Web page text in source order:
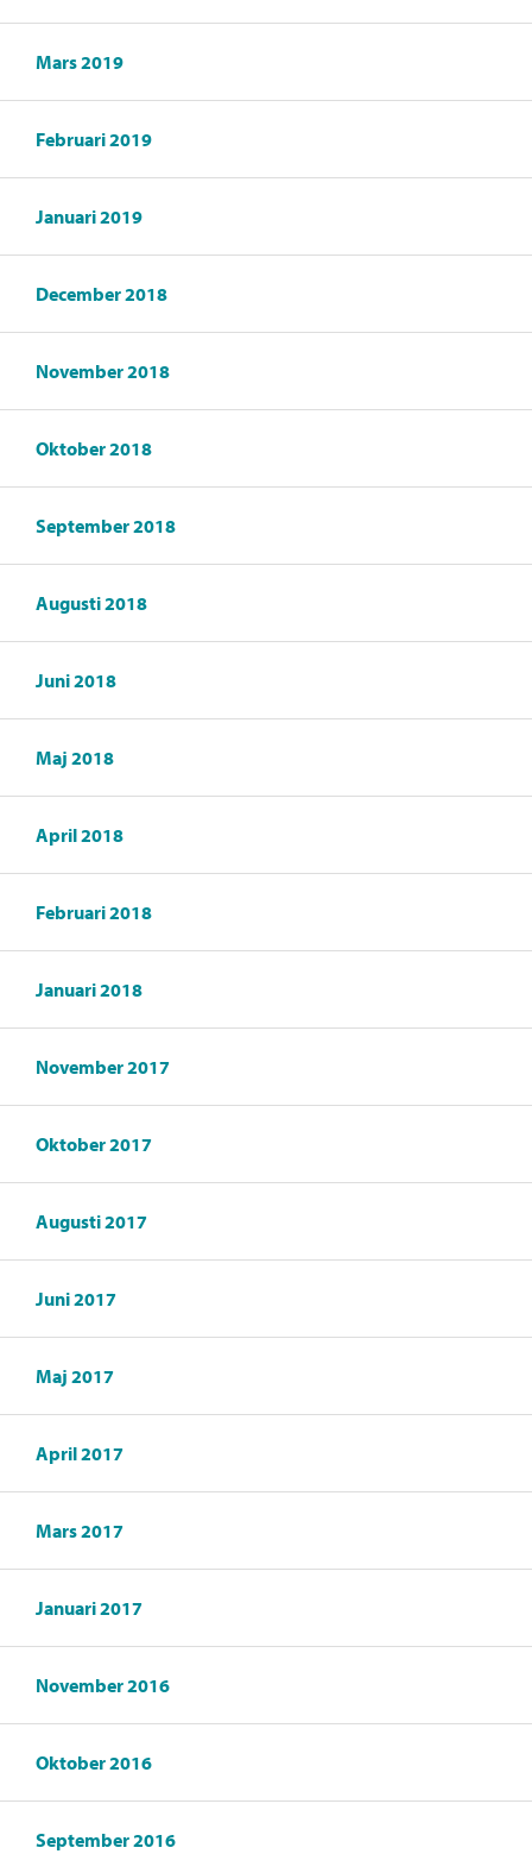
Mars 2019
Februari 2019
Januari 2019
December 2018
November 2018
Oktober 2018
September 2018
Augusti 2018
Juni 2018
Maj 2018
April 2018
Februari 2018
Januari 2018
November 2017
Oktober 2017
Augusti 2017
Juni 2017
Maj 2017
April 2017
Mars 2017
Januari 2017
November 2016
Oktober 2016
September 2016